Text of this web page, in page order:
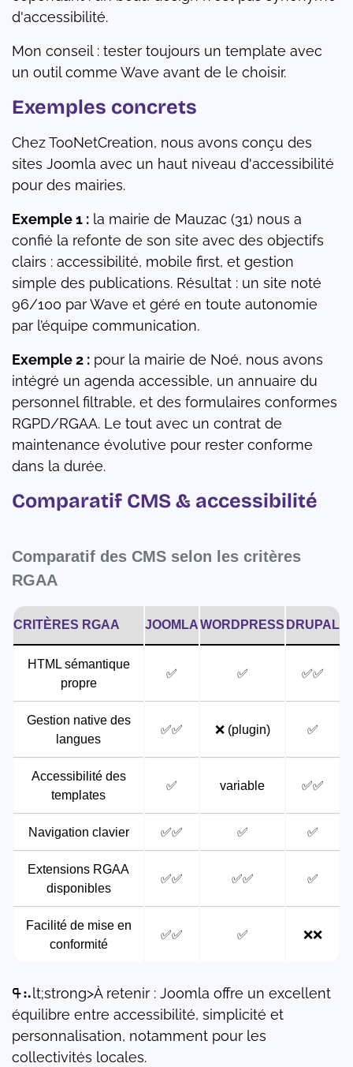
d'accessibilité.
Mon conseil : tester toujours un template avec
un outil comme Wave avant de le choisir.
Exemples concrets
Chez TooNetCreation, nous avons conçu des
sites Joomla avec un haut niveau d'accessibilité
pour des mairies.
Exemple 1 : la mairie de Mauzac (31) nous a
confié la refonte de son site avec des objectifs
clairs : accessibilité, mobile first, et gestion
simple des publications. Résultat : un site noté
96/100 par Wave et géré en toute autonomie
par l’équipe communication.
Exemple 2 : pour la mairie de Noé, nous avons
intégré un agenda accessible, un annuaire du
personnel filtrable, et des formulaires conformes
RGPD/RGAA. Le tout avec un contrat de
maintenance évolutive pour rester conforme
dans la durée.
Comparatif CMS & accessibilité
Comparatif des CMS selon les critères
RGAA
CRITÈRES RGAA JOOMLAWORDPRESS DRUPAL
HTML sémantique
propre
✅ ✅ ✅✅
Gestion native des
langues
✅✅ ❌ (plugin) ✅
Accessibilité des
templates
✅ variable ✅✅
Navigation clavier ✅✅ ✅ ✅
Extensions RGAA
disponibles
✅✅ ✅✅ ✅
Facilité de mise en
conformité
✅✅ ✅ ❌❌
ߟ⠦lt;strong>À retenir : Joomla offre un excellent
équilibre entre accessibilité, simplicité et
personnalisation, notamment pour les
collectivités locales.